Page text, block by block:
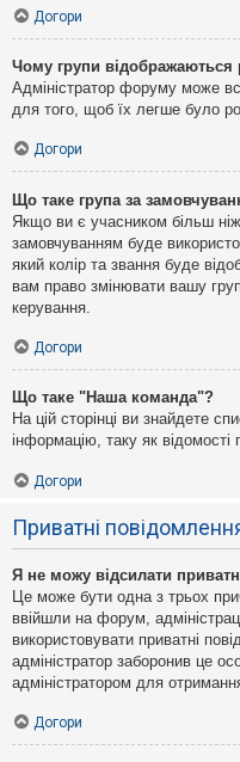
Догори
Чому групи
Адміністратор форуму може
для того, щоб їх легше було
Догори
Що таке група за
Якщо ви є учасником більш
замовчуванням буде
який колір та звання буде
вам право змінювати вашу
керування.
Догори
Що таке "Наша команда"?
На цій сторінці ви знайдете
інформацію, таку як
Догори
Приватні
Я не можу відсилати
Це може бути одна з трьох
ввійшли на форум,
використовувати приватні
адміністратор заборонив це
адміністратором для
Догори